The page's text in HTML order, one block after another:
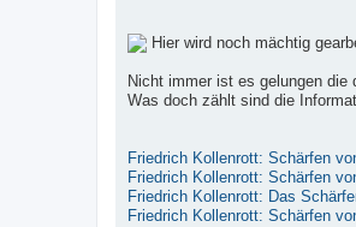
Hier wird noch mächtig
Nicht immer ist es gelungen die
Was doch zählt sind die
Friedrich Kollenrott: Schärfen
Friedrich Kollenrott: Schärfen
Friedrich Kollenrott: Das
Friedrich Kollenrott: Schärfen